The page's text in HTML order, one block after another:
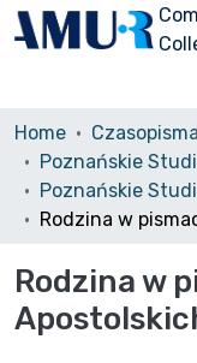
Home
Rodzina w